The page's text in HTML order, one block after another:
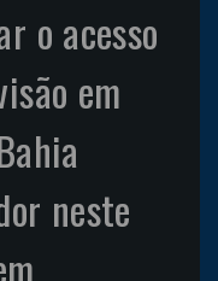
o acesso
em
neste